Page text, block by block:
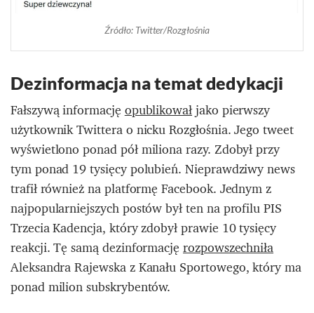
Źródło: Twitter/Rozgłośnia
Dezinformacja na temat dedykacji
Fałszywą informacjęopublikowałjako pierwszy
użytkownik Twittera o nicku Rozgłośnia. Jego tweet
wyświetlono ponad pół miliona razy. Zdobył przy
tym ponad 19 tysięcy polubień. Nieprawdziwy news
trafił również na platformę Facebook. Jednym z
najpopularniejszych postów był ten na profilu PIS
Trzecia Kadencja, który zdobył prawie 10 tysięcy
reakcji. Tę samą dezinformacjęrozpowszechniła
Aleksandra Rajewskaz Kanału Sportowego, który ma
ponad milion subskrybentów.